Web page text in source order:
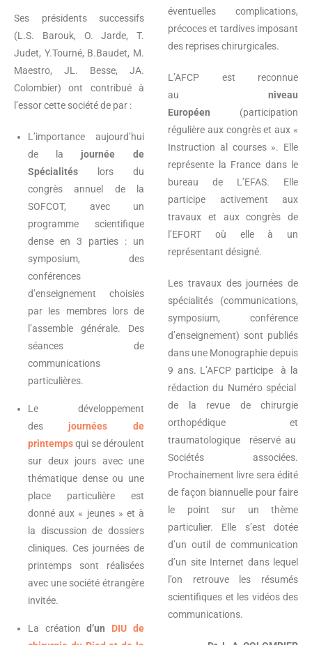
Ses présidents successifs
(L.S. Barouk, O. Jarde, T.
Judet, Y.Tourné, B.Baudet, M.
Maestro, JL. Besse, JA.
Colombier) ont contribué à
l’essor cette société de par :
L’importance aujourd’hui
de la journée de
Spécialités lors du
congrès annuel de la
SOFCOT, avec un
programme scientifique
dense en 3 parties : un
symposium, des
conférences
d’enseignement choisies
par les membres lors de
l’assemble générale. Des
séances de
communications
particulières.
Le développement
des journées de
printempsqui se déroulent
sur deux jours avec une
thématique dense ou une
place particulière est
donné aux « jeunes » et à
la discussion de dossiers
cliniques. Ces journées de
printemps sont réalisées
avec une société étrangère
invitée.
La création d’un DIU de
éventuelles complications,
précoces et tardives imposant
des reprises chirurgicales.
L’AFCP est reconnue
au niveau
Européen (participation
régulière aux congrès et aux «
Instruction al courses ». Elle
représente la France dans le
bureau de L’EFAS. Elle
participe activement aux
travaux et aux congrès de
l’EFORT où elle à un
représentant désigné.
Les travaux des journées de
spécialités (communications,
symposium, conférence
d’enseignement) sont publiés
dans une Monographie depuis
9 ans. L’AFCP participe à la
rédaction du Numéro spécial
de la revue de chirurgie
orthopédique et
traumatologique réservé au
Sociétés associées.
Prochainement livre sera édité
de façon biannuelle pour faire
le point sur un thème
particulier. Elle s’est dotée
d’un outil de communication
d’un site Internet dans lequel
l’on retrouve les résumés
scientifiques et les vidéos des
communications.